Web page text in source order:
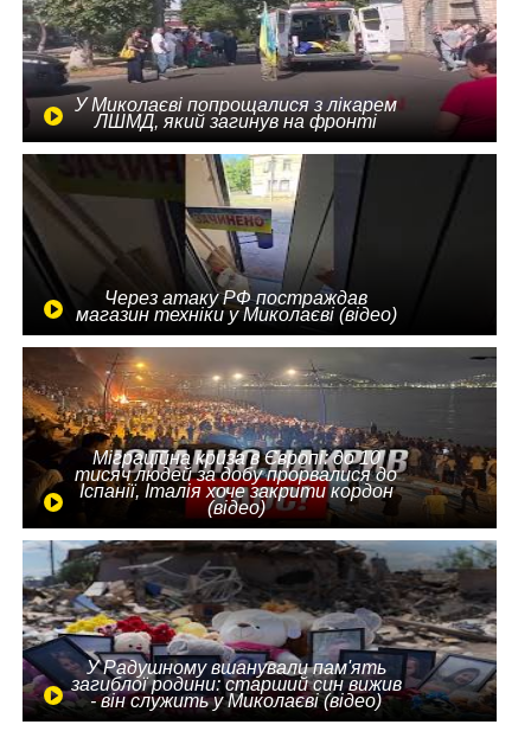
У Миколаєві попрощалися з лікарем
ЛШМД, який загинув на фронті
Через атаку РФ постраждав
магазин техніки у Миколаєві (відео)
Міграційна криза в Європі: до 10
тисяч людей за добу прорвалися до
Іспанії, Італія хоче закрити кордон
(відео)
У Радушному вшанували пам'ять
загиблої родини: старший син вижив
- він служить у Миколаєві (відео)